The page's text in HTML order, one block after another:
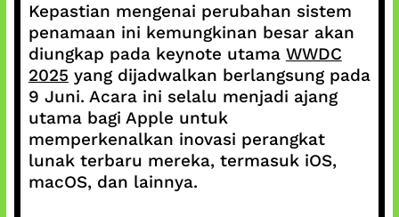
Kepastian mengenai perubahan sistem
penamaan ini kemungkinan besar akan
diungkap pada keynote utama WWDC
2025 yang dijadwalkan berlangsung pada
9 Juni. Acara ini selalu menjadi ajang
utama bagi Apple untuk
memperkenalkan inovasi perangkat
lunak terbaru mereka, termasuk iOS,
macOS, dan lainnya.